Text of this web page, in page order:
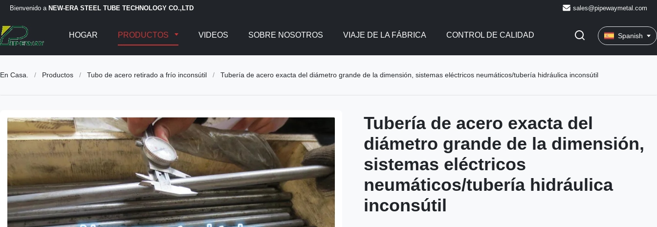
Bienvenido a NEW-ERA STEEL TUBE TECHNOLOGY CO.,LTD sales@pipewaymetal.com
HOGAR PRODUCTOS VIDEOS SOBRE NOSOTROS VIAJE DE LA FÁBRICA CONTROL DE CALIDAD Spanish
En Casa. / Productos / Tubo de acero retirado a frío inconsútil / Tubería de acero exacta del diámetro grande de la dimensión, sistemas eléctricos neumáticos/tubería hidráulica inconsútil
Tubería de acero exacta del
diámetro grande de la dimensión,
sistemas eléctricos
neumáticos/tubería hidráulica
inconsútil